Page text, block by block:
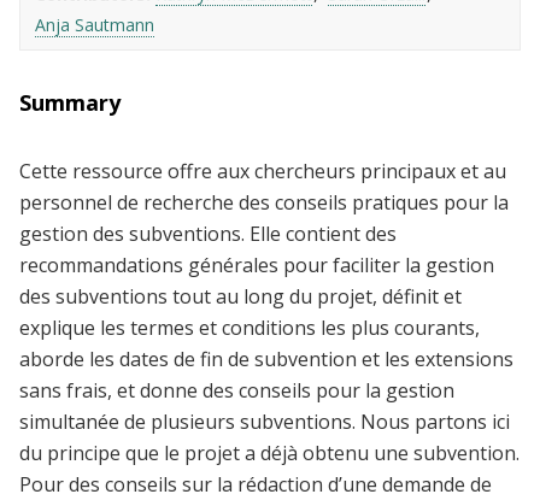
Anja Sautmann
Summary
Cette ressource offre aux chercheurs principaux et au
personnel de recherche des conseils pratiques pour la
gestion des subventions. Elle contient des
recommandations générales pour faciliter la gestion
des subventions tout au long du projet, définit et
explique les termes et conditions les plus courants,
aborde les dates de fin de subvention et les extensions
sans frais, et donne des conseils pour la gestion
simultanée de plusieurs subventions. Nous partons ici
du principe que le projet a déjà obtenu une subvention.
Pour des conseils sur la rédaction d’une demande de